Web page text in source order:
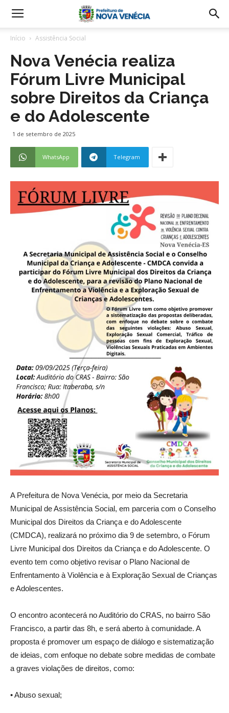
Início Assistência Social
Nova Venécia realiza
Fórum Livre Municipal
sobre Direitos da Criança
e do Adolescente
1 de setembro de 2025
WhatsApp Telegram
A Prefeitura de Nova Venécia, por meio da Secretaria
Municipal de Assistência Social, em parceria com o Conselho
Municipal dos Direitos da Criança e do Adolescente
(CMDCA), realizará no próximo dia 9 de setembro, o Fórum
Livre Municipal dos Direitos da Criança e do Adolescente. O
evento tem como objetivo revisar o Plano Nacional de
Enfrentamento à Violência e à Exploração Sexual de Crianças
e Adolescentes.
O encontro acontecerá no Auditório do CRAS, no bairro São
Francisco, a partir das 8h, e será aberto à comunidade. A
proposta é promover um espaço de diálogo e sistematização
de ideias, com enfoque no debate sobre medidas de combate
a graves violações de direitos, como:
• Abuso sexual;